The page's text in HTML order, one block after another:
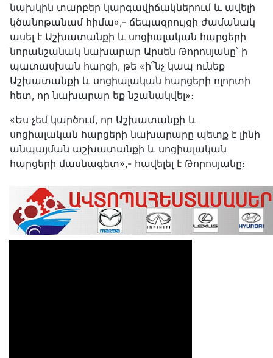
նախկին տարբեր կարգավիճակներում և ավելի
կծանոթանամ հիմա»,- ճեպազրույցի ժամանակ
ասել է Աշխատանքի և սոցիալական հարցերի
նորանշանակ նախարար Արսեն Թորոսյանը՝ ի
պատասխան հարցի, թե «ի՞նչ կապ ունեք
Աշխատանքի և սոցիալական հարցերի ոլորտի
հետ, որ նախարար եք նշանակվել»։
«Ես չեմ կարծում, որ Աշխատանքի և
սոցիալական հարցերի նախարարը պետք է լինի
անպայման աշխատանքի և սոցիալական
հարցերի մասնագետ»,- հավելել է Թորոսյանը։